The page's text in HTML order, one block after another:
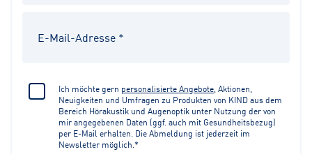
Ich möchte gern personalisierte Angebote , Aktionen,
Neuigkeiten und Umfragen zu Produkten von KIND aus dem
Bereich Hörakustik und Augenoptik unter Nutzung der von
mir angegebenen Daten (ggf. auch mit Gesundheitsbezug)
per E-Mail erhalten. Die Abmeldung ist jederzeit im
Newsletter möglich.*